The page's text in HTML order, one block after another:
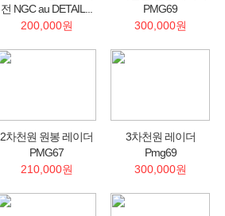
전 NGC au DETAIL...
200,000원
PMG69
300,000원
2차천원 원봉 레이더
PMG67
210,000원
3차천원 레이더
Pmg69
300,000원